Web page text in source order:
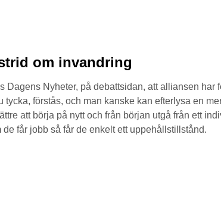
om invandring
Dagens Nyheter, på debattsidan, att alliansen har
förstås, och man kanske kan efterlysa en
att börja på nytt och från början utgå från ett
får jobb så får de enkelt ett uppehållstillstånd.